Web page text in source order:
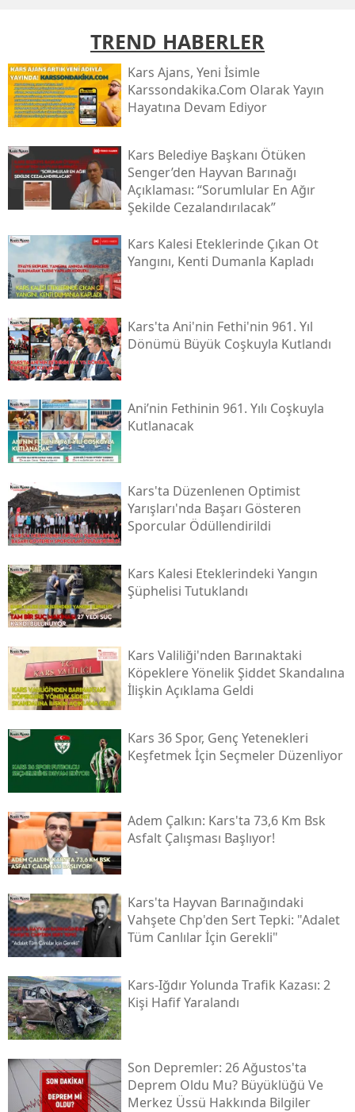
Elazığ
Erzincan
Erzurum
Eskişehir
Gaziantep
Giresun
Gümüşhane
Isparta
İstanbul
Kastamonu
Kırklareli
Konya
Malatya
Mardin
Muş
Nevşehir
Sakarya
Samsun
TREND HABERLER
Kars Ajans, Yeni İsimle
Karssondakika.com Olarak Yayın
Hayatına Devam Ediyor
Kars Belediye Başkanı Ötüken
Senger’den Hayvan Barınağı
Açıklaması: “sorumlular En Ağır
Şekilde Cezalandırılacak”
Kars Kalesi Eteklerinde Çıkan Ot
Yangını, Kenti Dumanla Kapladı
Kars'ta Ani'nin Fethi'nin 961. Yıl
Dönümü Büyük Coşkuyla Kutlandı
Ani’nin Fethinin 961. Yılı Coşkuyla
Kutlanacak
Kars'ta Düzenlenen Optimist
Yarışları'nda Başarı Gösteren
Sporcular Ödüllendirildi
Kars Kalesi Eteklerindeki Yangın
Şüphelisi Tutuklandı
Kars Valiliği'nden Barınaktaki
Köpeklere Yönelik Şiddet Skandalına
İlişkin Açıklama Geldi
Kars 36 Spor, Genç Yetenekleri
Keşfetmek İçin Seçmeler Düzenliyor
Adem Çalkın: Kars'ta 73,6 Km Bsk
Asfalt Çalışması Başlıyor!
Kars'ta Hayvan Barınağındaki
Vahşete Chp'den Sert Tepki: "adalet
Tüm Canlılar İçin Gerekli"
Kars-Iğdır Yolunda Trafik Kazası: 2
Kişi Hafif Yaralandı
Son Depremler: 26 Ağustos'ta
Deprem Oldu Mu? Büyüklüğü Ve
Merkez Üssü Hakkında Bilgiler